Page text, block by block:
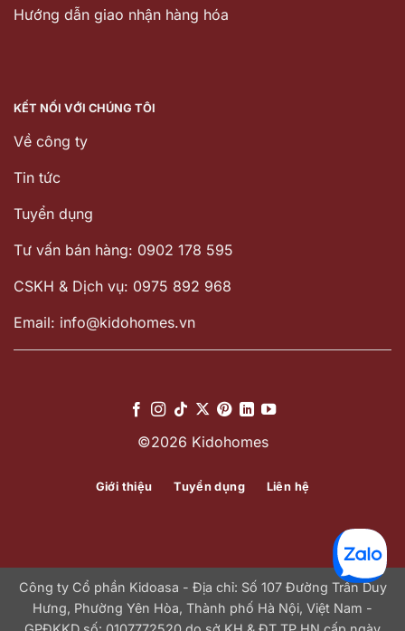
Hướng dẫn giao nhận hàng hóa
KẾT NỐI VỚI CHÚNG TÔI
Về công ty
Tin tức
Tuyển dụng
Tư vấn bán hàng: 0902 178 595
CSKH & Dịch vụ: 0975 892 968
Email: info@kidohomes.vn
©2026 Kidohomes
Giới thiệu Tuyển dụng Liên hệ
Công ty Cổ phần Kidoasa - Địa chỉ: Số 107 Đường Trần Duy
Hưng, Phường Yên Hòa, Thành phố Hà Nội, Việt Nam -